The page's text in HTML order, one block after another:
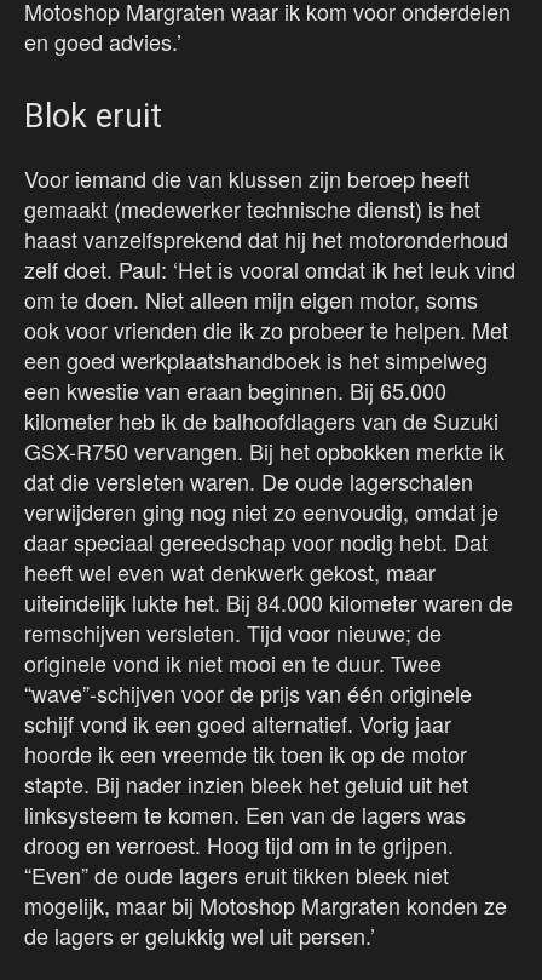
Motoshop Margraten waar ik kom voor onderdelen
en goed advies.’
Blok eruit
Voor iemand die van klussen zijn beroep heeft
gemaakt (medewerker technische dienst) is het
haast vanzelfsprekend dat hij het motoronderhoud
zelf doet. Paul: ‘Het is vooral omdat ik het leuk vind
om te doen. Niet alleen mijn eigen motor, soms
ook voor vrienden die ik zo probeer te helpen. Met
een goed werkplaatshandboek is het simpelweg
een kwestie van eraan beginnen. Bij 65.000
kilometer heb ik de balhoofdlagers van de Suzuki
GSX-R750 vervangen. Bij het opbokken merkte ik
dat die versleten waren. De oude lagerschalen
verwijderen ging nog niet zo eenvoudig, omdat je
daar speciaal gereedschap voor nodig hebt. Dat
heeft wel even wat denkwerk gekost, maar
uiteindelijk lukte het. Bij 84.000 kilometer waren de
remschijven versleten. Tijd voor nieuwe; de
originele vond ik niet mooi en te duur. Twee
“wave”-schijven voor de prijs van één originele
schijf vond ik een goed alternatief. Vorig jaar
hoorde ik een vreemde tik toen ik op de motor
stapte. Bij nader inzien bleek het geluid uit het
linksysteem te komen. Een van de lagers was
droog en verroest. Hoog tijd om in te grijpen.
“Even” de oude lagers eruit tikken bleek niet
mogelijk, maar bij Motoshop Margraten konden ze
de lagers er gelukkig wel uit persen.’